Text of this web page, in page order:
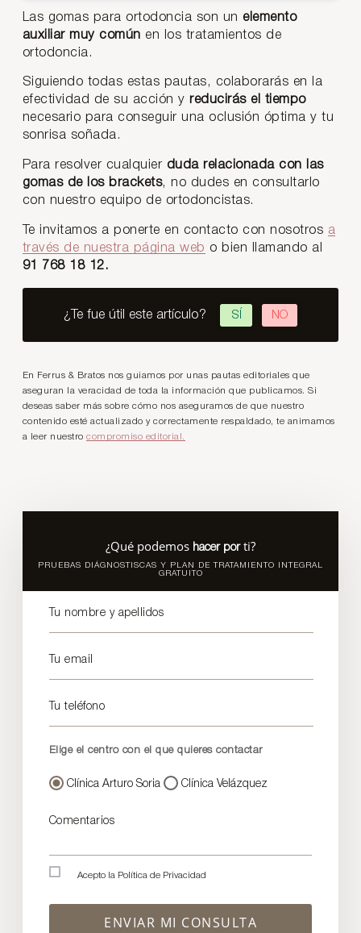
Las gomas para ortodoncia son un elemento
auxiliar muy común en los tratamientos de
ortodoncia.
Siguiendo todas estas pautas, colaborarás en la
efectividad de su acción y reducirás el tiempo
necesario para conseguir una oclusión óptima y tu
sonrisa soñada.
Para resolver cualquier duda relacionada con las
gomas de los brackets, no dudes en consultarlo
con nuestro equipo de ortodoncistas.
Te invitamos a ponerte en contacto con nosotros a
través de nuestra página web o bien llamando al
91 768 18 12.
¿Te fue útil este artículo? SÍ NO
En Ferrus & Bratos nos guiamos por unas pautas editoriales que
aseguran la veracidad de toda la información que publicamos. Si
deseas saber más sobre cómo nos aseguramos de que nuestro
contenido esté actualizado y correctamente respaldado, te animamos
a leer nuestrocompromiso editorial.
¿Qué podemos hacer porti?
PRUEBAS DIÁGNOSTISCAS Y PLAN DE TRATAMIENTO INTEGRAL
GRATUITO
Tu nombre y apellidos
Tu email
Tu teléfono
Elige el centro con el que quieres contactar
Clínica Arturo Soria Clínica Velázquez
Comentarios
Acepto la Política de Privacidad
ENVIAR MI CONSULTA